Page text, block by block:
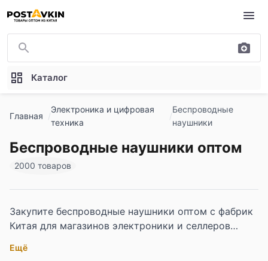
Перейти к основному содержимому
Каталог
Главная
Электроника и цифровая
техника
Беспроводные
наушники
Беспроводные наушники оптом
2000 товаров
Закупите беспроводные наушники оптом с фабрик
Китая для магазинов электроники и селлеров
спортивные модели с зарядными кейсами и
Ещё